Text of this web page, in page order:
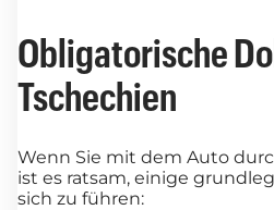
Obligatorische
Tschechien
Wenn Sie mit dem Auto
ist es ratsam, einige
sich zu führen: